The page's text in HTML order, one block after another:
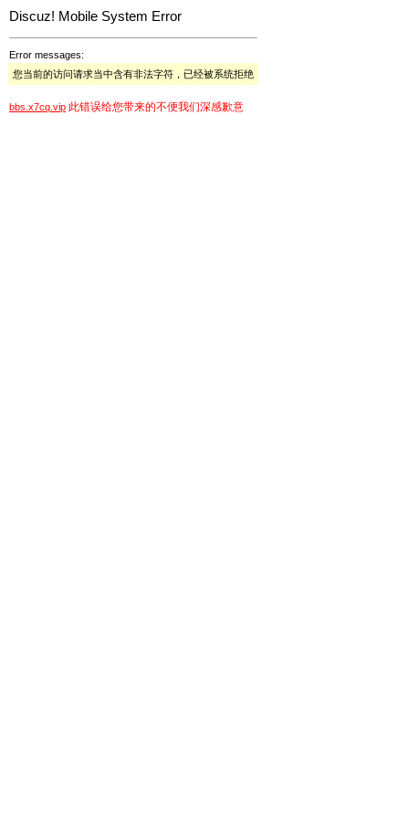
Discuz! Mobile System Error
Error messages:
您当前的访问请求当中含有非法字符，已经被系统拒绝
bbs.x7cq.vip 此错误给您带来的不便我们深感歉意